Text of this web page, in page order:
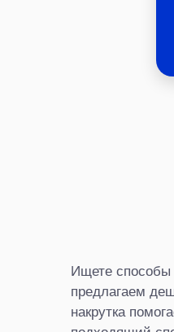
Ищете способы
предлагаем
накрутка